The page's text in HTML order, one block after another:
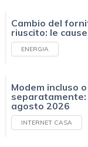
Cambio del
riuscito: le
ENERGIA
Modem incluso
agosto 2026
INTERNET CASA